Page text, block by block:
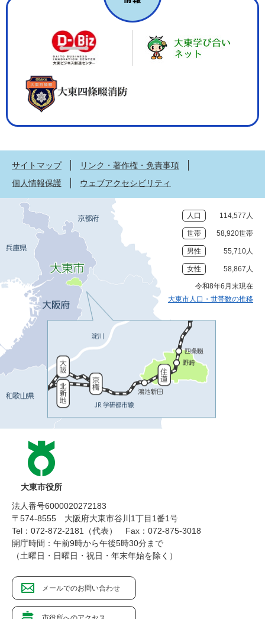
サイトマップ
リンク・著作権・免責事項
個人情報保護
ウェブアクセシビリティ
人口 114,577人
世帯 58,920世帯
男性 55,710人
女性 58,867人
令和8年6月末現在
大東市人口・世帯数の推移
大東市役所
法人番号6000020272183
〒574-8555 大阪府大東市谷川1丁目1番1号
Tel：072-872-2181（代表）
Fax：072-875-3018
開庁時間：午前9時から午後5時30分まで
（土曜日・日曜日・祝日・年末年始を除く）
メールでのお問い合わせ